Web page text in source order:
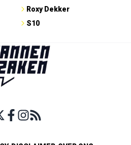
Roxy Dekker
S10